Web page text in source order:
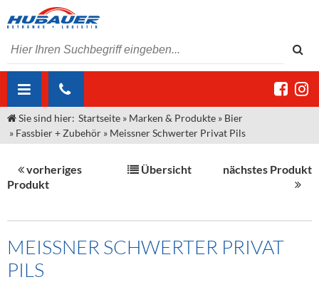
ÜBER UNS
Unser Liefergebiet
Kontakt
Angebote Gastronomie & Großhandel
Neuigkeiten
MARKEN & PRODUKTE
Sirup
Spirituosen
Kommisionskauf & Lieferbedingungen
Fremddienstleistungen
Sie sind hier: Startseite » Marken & Produkte » Bier
» Fassbier + Zubehör » Meissner Schwerter Privat Pils
vorheriges
Produkt
Übersicht nächstes Produkt
MEISSNER SCHWERTER PRIVAT
PILS